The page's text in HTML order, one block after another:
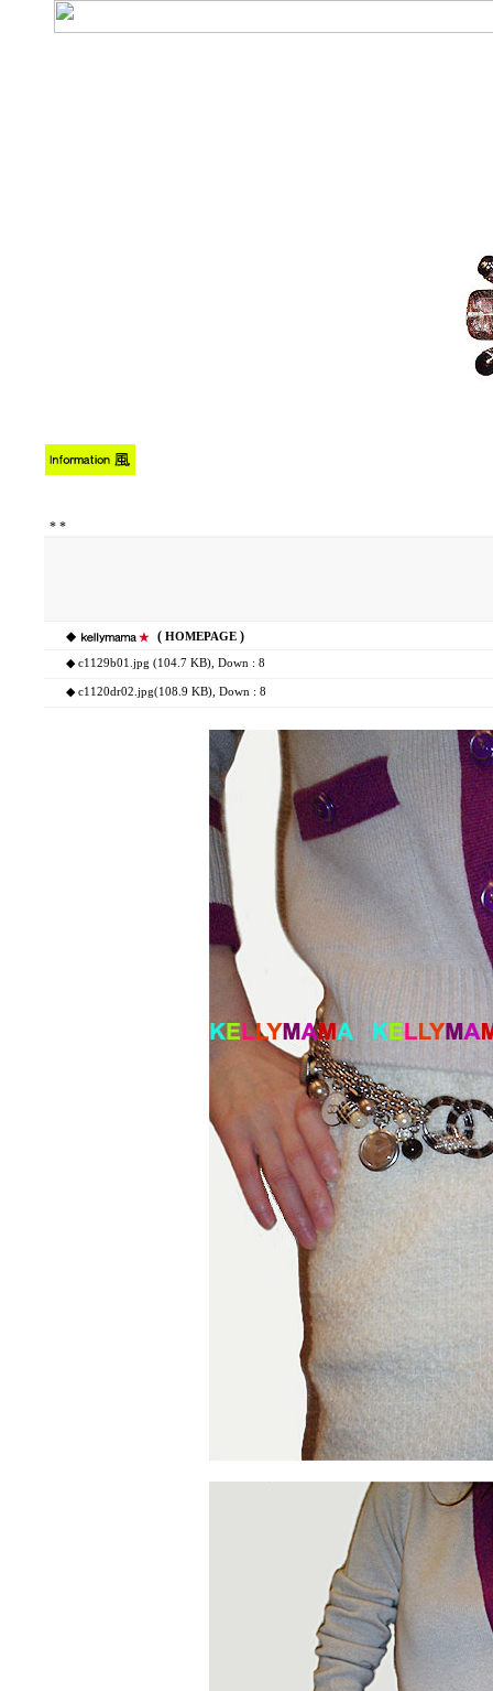
* *
◆ ( HOMEPAGE )
◆ c1129b01.jpg (104.7 KB) , Down : 8
◆ c1120dr02.jpg(108.9 KB) , Down : 8